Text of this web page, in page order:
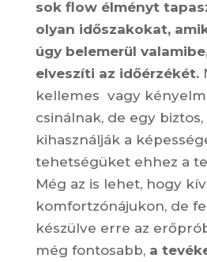
sok flow élményt
olyan időszakokat,
úgy belemerül
elveszíti az időérzékét.
kellemes vagy
csinálnak, de egy
kihasználják a
tehetségüket ehhez a
Még az is lehet, hogy
komfortzónájukon, de
készülve erre az
még fontosabb, a